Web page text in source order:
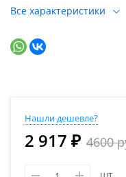
Все характеристики
Нашли дешевле?
2 917 ₽ 4600
шт